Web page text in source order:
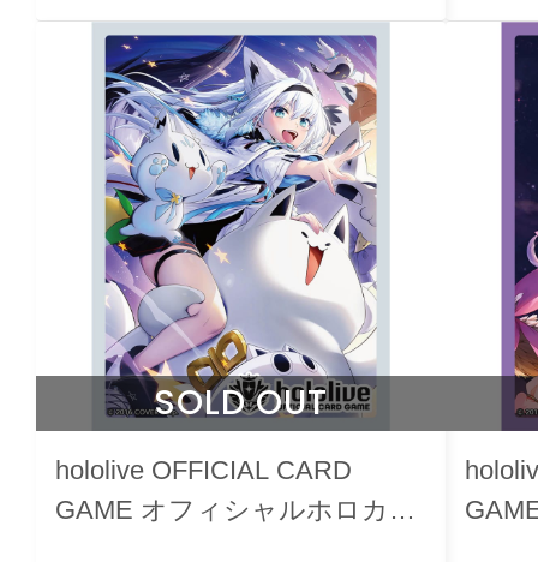
SOLD OUT
hololive OFFICIAL CARD
GAME オフィシャルホロカス